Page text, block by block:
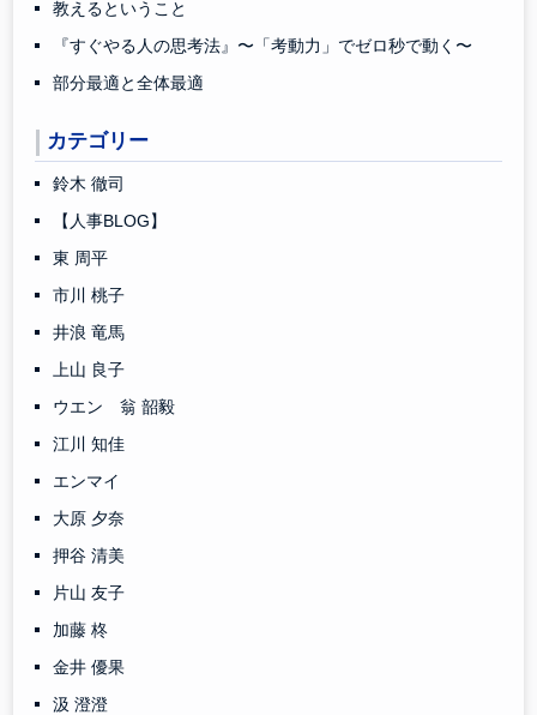
教えるということ
『すぐやる人の思考法』〜「考動力」でゼロ秒で動く〜
部分最適と全体最適
カテゴリー
鈴木 徹司
【人事BLOG】
東 周平
市川 桃子
井浪 竜馬
上山 良子
ウエン 翁 韶毅
江川 知佳
エンマイ
大原 夕奈
押谷 清美
片山 友子
加藤 柊
金井 優果
汲 澄澄